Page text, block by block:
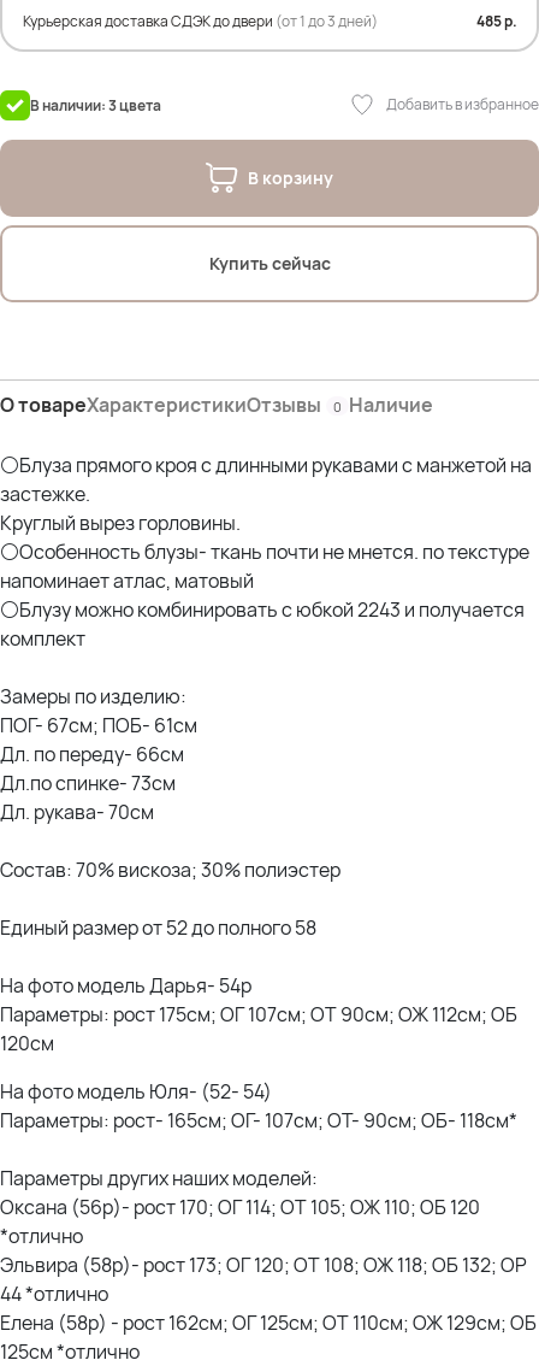
На фото модель Дарья- 54р
На фото модель Юля- (52- 54)
Параметры: рост- 165см; ОГ- 107см; ОТ- 90см; ОБ- 118см*
Параметры других наших моделей:
Оксана (56р)- рост 170; ОГ 114; ОТ 105; ОЖ 110; ОБ 120 *отлично
Эльвира (58р)- рост 173; ОГ 120; ОТ 108; ОЖ 118; ОБ 132; ОР 44 *отлично
Курьерская доставка СДЭК до двери (от 1 до 3 дней) 485 р.
В наличии: 3 цвета Добавить в избранное
В корзину
Купить сейчас
О товареХарактеристикиОтзывы 0 Наличие
⚪Блуза прямого кроя с длинными рукавами с манжетой на
застежке.
Круглый вырез горловины.
⚪Особенность блузы- ткань почти не мнется. по текстуре
напоминает атлас, матовый
⚪Блузу можно комбинировать с юбкой 2243 и получается
комплект
Замеры по изделию:
ПОГ- 67см; ПОБ- 61см
Дл. по переду- 66см
Дл.по спинке- 73см
Дл. рукава- 70см
Состав: 70% вискоза; 30% полиэстер
Единый размер от 52 до полного 58
На фото модель Дарья- 54р
Параметры: рост 175см; ОГ 107см; ОТ 90см; ОЖ 112см; ОБ
120см
На фото модель Юля- (52- 54)
Параметры: рост- 165см; ОГ- 107см; ОТ- 90см; ОБ- 118см*
Параметры других наших моделей:
Оксана (56р)- рост 170; ОГ 114; ОТ 105; ОЖ 110; ОБ 120
*отлично
Эльвира (58р)- рост 173; ОГ 120; ОТ 108; ОЖ 118; ОБ 132; ОР
44 *отлично
Елена (58р) - рост 162см; ОГ 125см; ОТ 110см; ОЖ 129см; ОБ
125см *отлично